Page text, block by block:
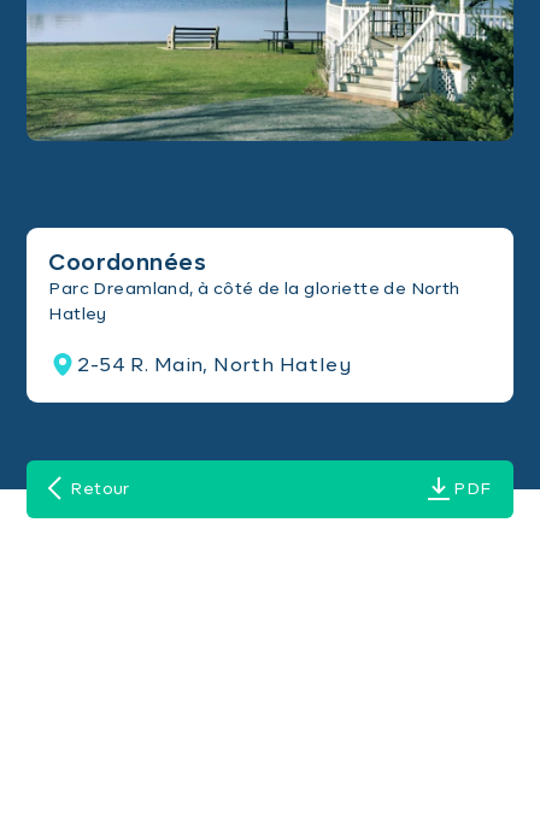
Coordonnées
Parc Dreamland, à côté de la gloriette de North
Hatley
2-54 R. Main, North Hatley
Retour PDF